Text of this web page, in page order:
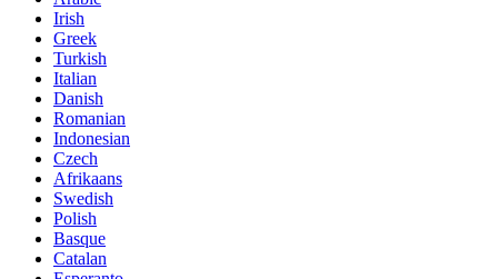
Irish
Greek
Turkish
Italian
Danish
Romanian
Indonesian
Czech
Afrikaans
Swedish
Polish
Basque
Catalan